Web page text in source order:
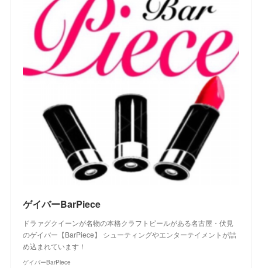
ゲイバーBarPiece
ドラァグクイーンが名物の本格クラフトビールがある名古屋・伏見
のゲイバー【BarPiece】 シューティングやエンターテイメントが詰
め込まれています！
ゲイバーBarPiece